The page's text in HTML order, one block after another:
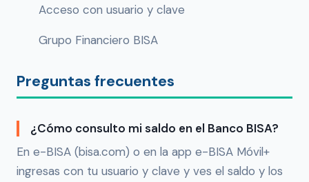
Acceso con usuario y clave
Grupo Financiero BISA
Preguntas frecuentes
¿Cómo consulto mi saldo en el Banco BISA?
En e-BISA (bisa.com) o en la app e-BISA Móvil+
ingresas con tu usuario y clave y ves el saldo y los